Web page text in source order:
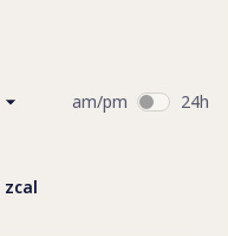
am/pm 24h
zcal